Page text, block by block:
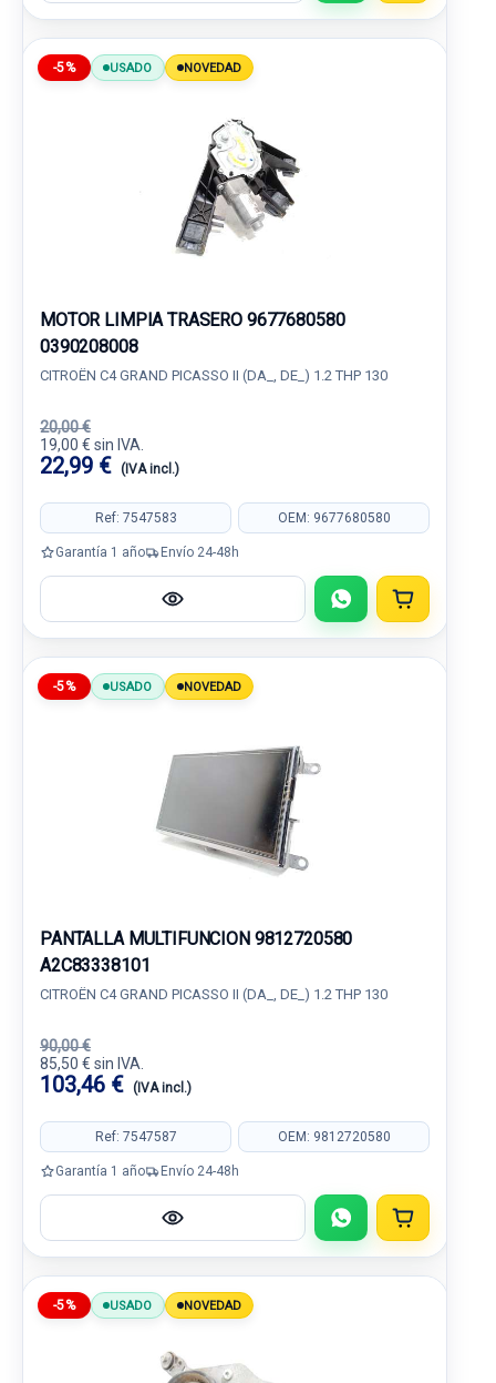
-5% USADO NOVEDAD
MOTOR LIMPIA TRASERO 9677680580
0390208008
CITROËN C4 GRAND PICASSO II (DA_, DE_) 1.2 THP 130
20,00 €
19,00 € sin IVA.
22,99 € (IVA incl.)
Ref: 7547583 OEM: 9677680580
Garantía 1 año Envío 24-48h
-5% USADO NOVEDAD
PANTALLA MULTIFUNCION 9812720580
A2C83338101
CITROËN C4 GRAND PICASSO II (DA_, DE_) 1.2 THP 130
90,00 €
85,50 € sin IVA.
103,46 € (IVA incl.)
Ref: 7547587 OEM: 9812720580
Garantía 1 año Envío 24-48h
-5% USADO NOVEDAD